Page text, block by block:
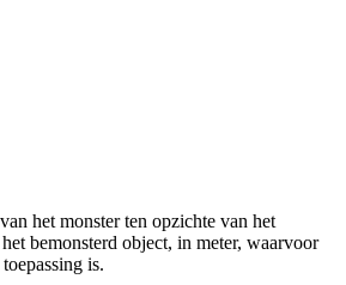
het monster ten opzichte van het
bemonsterd object, in meter, waarvoor
is.